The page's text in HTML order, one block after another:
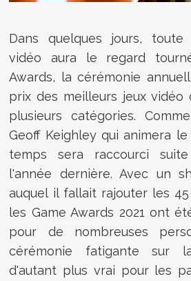
Dans quelques jours,
vidéo aura le regard
Awards, la cérémonie
prix des meilleurs jeux vidéo
plusieurs catégories.
Geoff Keighley qui animera
temps sera raccourci
l'année dernière. Avec un
auquel il fallait rajouter les
les Game Awards 2021 ont
pour de nombreuses
cérémonie fatigante sur
d'autant plus vrai pour les